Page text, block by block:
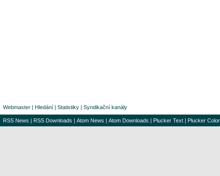
Webmaster | Hledání | Statistiky | Syndikační kanály
RSS News | RSS Downloads | Atom News | Atom Downloads | Plucker Text | Plucker Color